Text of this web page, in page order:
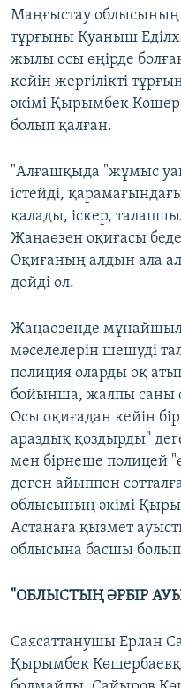
Маңғыстау
тұрғыны Қуаныш
жылы осы өңірде
кейін жергілікті
әкімі Қырымбек
болып қалған.
"Алғашқыда "жұмыс
істейді,
қалады, іскер,
Жаңаөзен оқиғасы
Оқиғаның алдын ала
дейді ол.
Жаңаөзенде
мәселелерін шешуді
полиция оларды оқ
бойынша, жалпы саны
Осы оқиғадан кейін
араздық қоздырды"
мен бірнеше полицей
деген айыппен
облысының әкімі
Астанаға қызмет
облысына басшы болып
"ОБЛЫСТЫҢ ӘРБІР
Саясаттанушы Ерлан
Қырымбек